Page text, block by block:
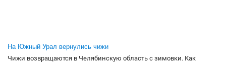
На Южный Урал вернулись чижи
Чижи возвращаются в Челябинскую область с зимовки. Как